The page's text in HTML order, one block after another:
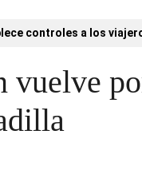
controles a los